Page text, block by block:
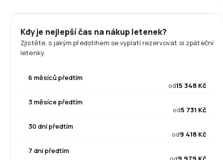
Kdy je nejlepší čas na nákup letenek?
Zjistěte, s jakým předstihem se vyplatí rezervovat si zpáteční
letenky.
6 měsíců předtím
od15 348 Kč
3 měsíce předtím
od5 731 Kč
30 dní předtím
od9 418 Kč
7 dní předtím